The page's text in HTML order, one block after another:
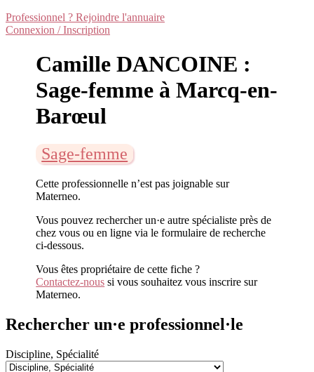
Professionnel ? Rejoindre l'annuaire
Connexion / Inscription
Camille DANCOINE :
Sage-femme à Marcq-en-
Barœul
Sage-femme
Cette professionnelle n’est pas joignable sur
Materneo.
Vous pouvez rechercher un·e autre spécialiste près de
chez vous ou en ligne via le formulaire de recherche
ci-dessous.
Vous êtes propriétaire de cette fiche ?
Contactez-nous si vous souhaitez vous inscrire sur
Materneo.
Rechercher un·e professionnel·le
Discipline, Spécialité